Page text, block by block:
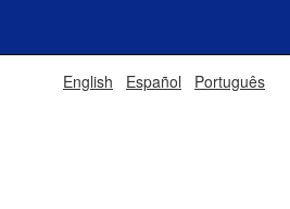
English Español Português